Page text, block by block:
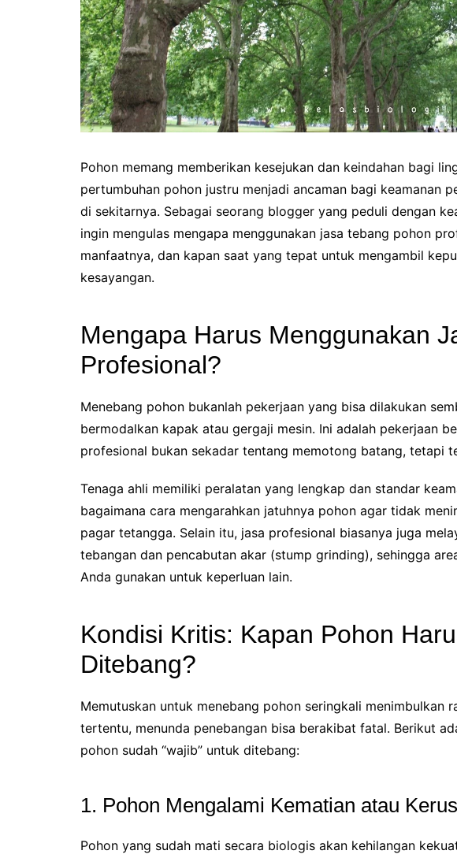
Pohon memang memberikan kesejukan dan keindahan bagi
pertumbuhan pohon justru menjadi ancaman bagi keamanan
di sekitarnya. Sebagai seorang blogger yang peduli dengan
ingin mengulas mengapa menggunakan jasa tebang pohon
manfaatnya, dan kapan saat yang tepat untuk mengambil
kesayangan.
Mengapa Harus Menggunakan
Profesional?
Menebang pohon bukanlah pekerjaan yang bisa dilakukan
bermodalkan kapak atau gergaji mesin. Ini adalah pekerjaan
profesional bukan sekadar tentang memotong batang, tetapi
Tenaga ahli memiliki peralatan yang lengkap dan standar
bagaimana cara mengarahkan jatuhnya pohon agar tidak
pagar tetangga. Selain itu, jasa profesional biasanya juga
tebangan dan pencabutan akar (stump grinding), sehingga
Anda gunakan untuk keperluan lain.
Kondisi Kritis: Kapan Pohon
Ditebang?
Memutuskan untuk menebang pohon seringkali menimbulkan
tertentu, menunda penebangan bisa berakibat fatal. Berikut
pohon sudah “wajib” untuk ditebang:
1. Pohon Mengalami Kematian atau
Pohon yang sudah mati secara biologis akan kehilangan